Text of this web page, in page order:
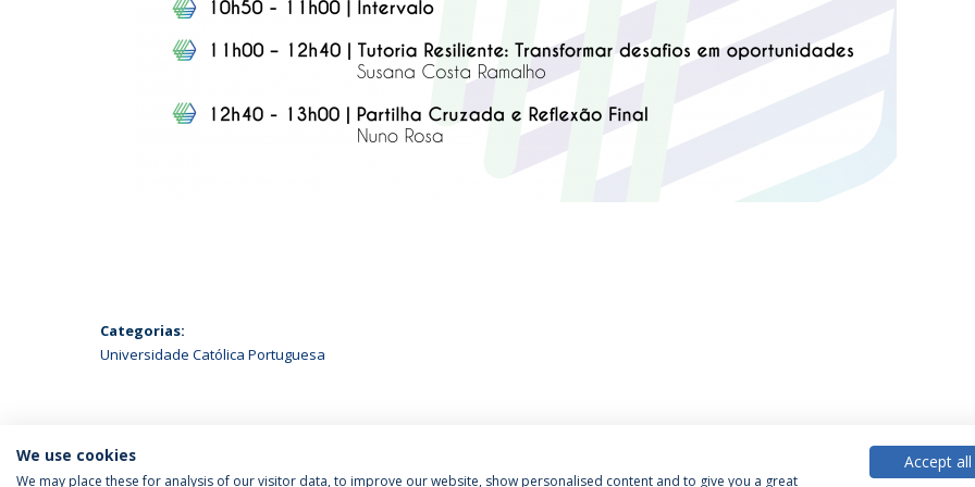
Categorias:
Universidade Católica Portuguesa
We use cookies
We may place these for analysis of our visitor data, to improve our website, show personalised content and to give you a great
Accept all